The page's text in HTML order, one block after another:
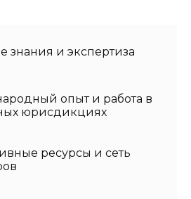
знания и экспертиза
опыт и работа в
юрисдикциях
ресурсы и сеть